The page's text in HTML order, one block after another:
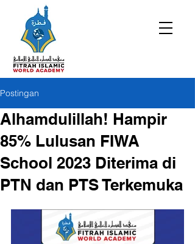
Postingan
Alhamdulillah! Hampir
85% Lulusan FIWA
School 2023 Diterima di
PTN dan PTS Terkemuka